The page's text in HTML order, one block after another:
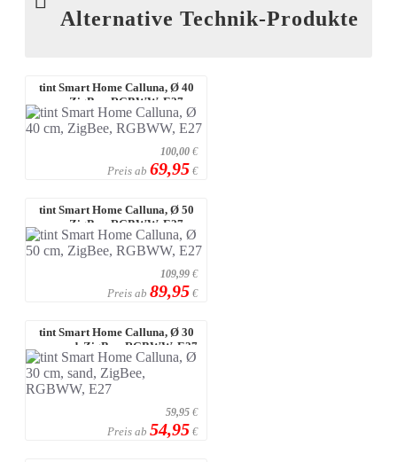
Alternative Technik-Produkte
tint Smart Home Calluna, Ø 40
cm, ZigBee, RGBWW, E27
100,00 €
Preis ab 69,95 €
tint Smart Home Calluna, Ø 50
cm, ZigBee, RGBWW, E27
109,99 €
Preis ab 89,95 €
tint Smart Home Calluna, Ø 30
cm, sand, ZigBee, RGBWW, E27
59,95 €
Preis ab 54,95 €